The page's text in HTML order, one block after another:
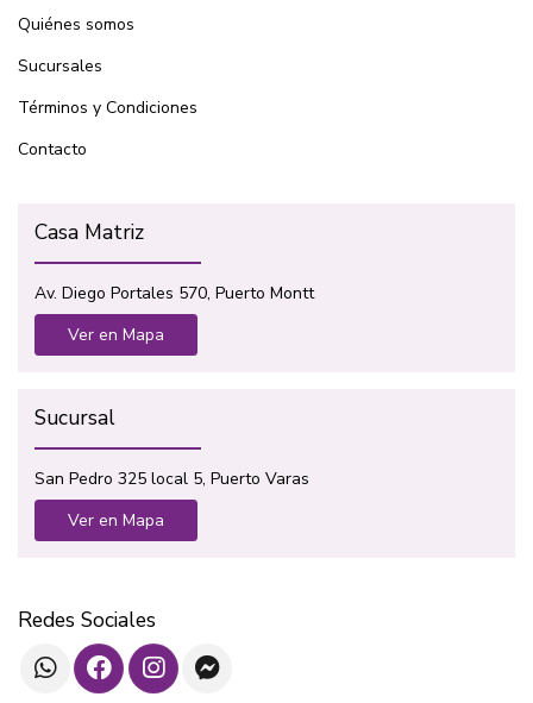
Quiénes somos
Sucursales
Términos y Condiciones
Contacto
Casa Matriz
Av. Diego Portales 570, Puerto Montt
Ver en Mapa
Sucursal
San Pedro 325 local 5, Puerto Varas
Ver en Mapa
Redes Sociales